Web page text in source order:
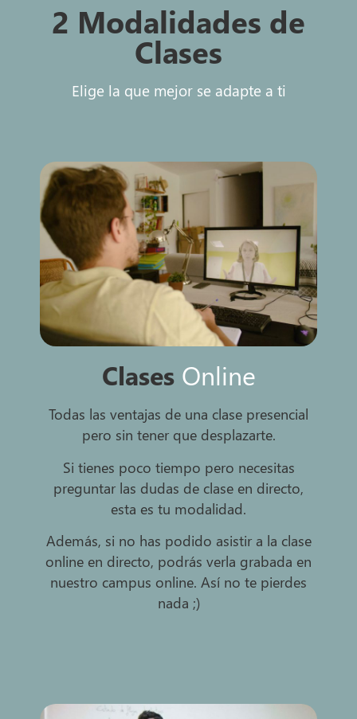
2 Modalidades de
Clases
Elige la que mejor se adapte a ti
Clases Online
Todas las ventajas de una clase presencial
pero sin tener que desplazarte.
Si tienes poco tiempo pero necesitas
preguntar las dudas de clase en directo,
esta es tu modalidad.
Además, si no has podido asistir a la clase
online en directo, podrás verla grabada en
nuestro campus online. Así no te pierdes
nada ;)